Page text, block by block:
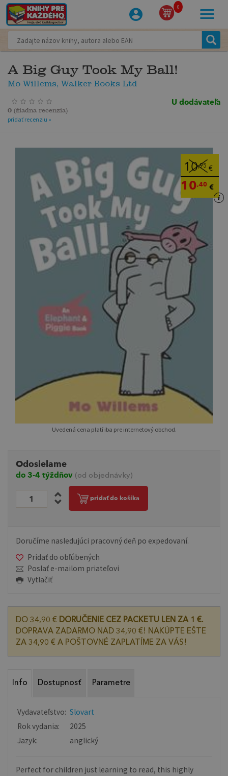
0
A Big Guy Took My Ball!
Mo Willems, Walker Books Ltd
U dodávateľa
0 (žiadna recenzia)
pridať recenziu »
10,95 €
10,40 €
Uvedená cena platí iba pre internetový obchod.
Odosielame
do 3-4 týždňov (od objednávky)
pridať do košíka
Doručíme nasledujúci pracovný deň po expedovaní.
Pridať do obľúbených
Poslať e-mailom priateľovi
Vytlačiť
DO 34,90 € DORUČENIE CEZ PACKETU LEN ZA 1 €.
DOPRAVA ZADARMO NAD 34,90 €! NAKÚPTE EŠTE
ZA 34,90 € A POŠTOVNÉ ZAPLATÍME ZA VÁS!
Info Dostupnosť Parametre
Vydavateľstvo: Slovart
Rok vydania:
2025
Jazyk:
anglický
Perfect for children just learning to read, this highly